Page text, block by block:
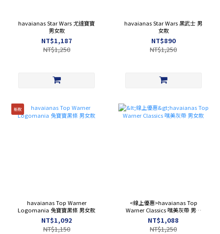
havaianas Star Wars 尤達寶寶
男女款
NT$1,187
NT$1,250
havaianas Star Wars 黑武士 男
女款
NT$890
NT$1,250
新款
havaianas Top Warner
Logomania 兔寶寶黑條 男女款
NT$1,092
NT$1,150
<線上優惠>havaianas Top
Warner Classics 嘿美灰帶 男女
款
NT$1,088
NT$1,250